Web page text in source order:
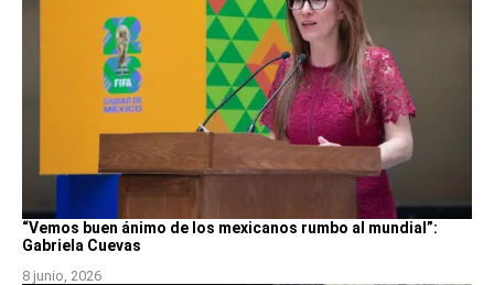
“Vemos buen ánimo de los mexicanos rumbo al mundial”:
Gabriela Cuevas
8 junio, 2026